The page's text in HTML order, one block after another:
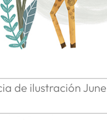
de ilustración